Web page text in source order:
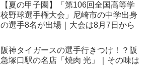
【夏の甲子園】「第106回全国高等学
校野球選手権大会」尼崎市の中学出身
の選手8名が出場｜大会は8月7日から
阪神タイガースの選手行きつけ！？阪
急塚口駅の名店「焼肉 光」｜その味は